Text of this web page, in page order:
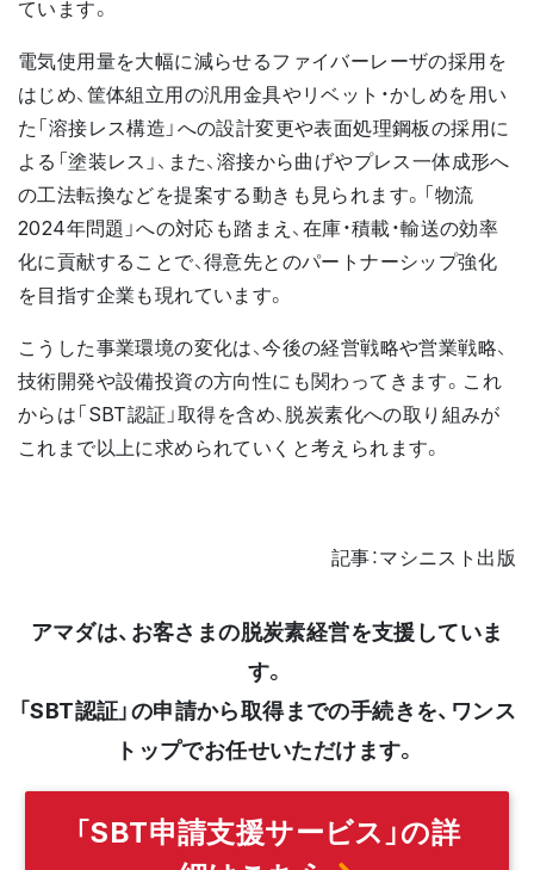
ています。
電気使用量を大幅に減らせるファイバーレーザの採用を
はじめ、筐体組立用の汎用金具やリベット・かしめを用い
た「溶接レス構造」への設計変更や表面処理鋼板の採用に
よる「塗装レス」、また、溶接から曲げやプレス一体成形へ
の工法転換などを提案する動きも見られます。「物流
2024年問題」への対応も踏まえ、在庫・積載・輸送の効率
化に貢献することで、得意先とのパートナーシップ強化
を目指す企業も現れています。
こうした事業環境の変化は、今後の経営戦略や営業戦略、
技術開発や設備投資の方向性にも関わってきます。これ
からは「SBT認証」取得を含め、脱炭素化への取り組みが
これまで以上に求められていくと考えられます。
記事：マシニスト出版
アマダは、お客さまの脱炭素経営を支援していま
す。
「SBT認証」の申請から取得までの手続きを、ワンス
トップでお任せいただけます。
「SBT申請支援サービス」の詳